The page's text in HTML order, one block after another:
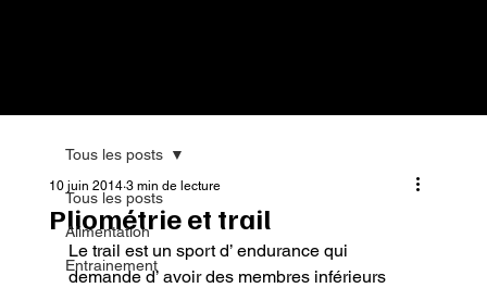
Tous les posts
Alimentation
Entrainement
Tous les posts
Pliométrie et trail
10 juin 2014 3 min de lecture
Le trail est un sport d’ endurance qui
demande d’ avoir des membres inférieurs